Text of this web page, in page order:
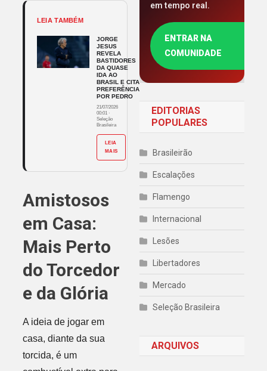
LEIA TAMBÉM
JORGE
JESUS
REVELA
BASTIDORES
DA QUASE
IDA AO
BRASIL E CITA
PREFERÊNCIA
POR PEDRO
21/07/2026
00:01 ·
Seleção
Brasileira
LEIA
MAIS
Amistosos
em Casa:
Mais Perto
do Torcedor
e da Glória
A ideia de jogar em
casa, diante da sua
torcida, é um
em tempo real.
ENTRAR NA
COMUNIDADE
EDITORIAS
POPULARES
Brasileirão
Escalações
Flamengo
Internacional
Lesões
Libertadores
Mercado
Seleção Brasileira
ARQUIVOS